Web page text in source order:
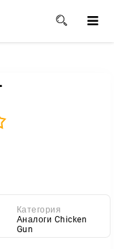
Категория
Аналоги Chicken
Gun